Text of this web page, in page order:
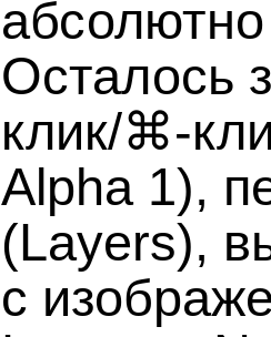
Осталось
клик/⌘-
Alpha 1),
(Layers),
с